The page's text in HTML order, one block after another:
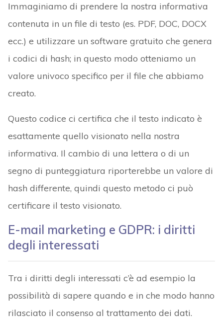
Immaginiamo di prendere la nostra informativa
contenuta in un file di testo (es. PDF, DOC, DOCX
ecc.) e utilizzare un software gratuito che genera
i codici di hash; in questo modo otteniamo un
valore univoco specifico per il file che abbiamo
creato.
Questo codice ci certifica che il testo indicato è
esattamente quello visionato nella nostra
informativa. Il cambio di una lettera o di un
segno di punteggiatura riporterebbe un valore di
hash differente, quindi questo metodo ci può
certificare il testo visionato.
E-mail marketing e GDPR: i diritti
degli interessati
Tra i diritti degli interessati c’è ad esempio la
possibilità di sapere quando e in che modo hanno
rilasciato il consenso al trattamento dei dati.